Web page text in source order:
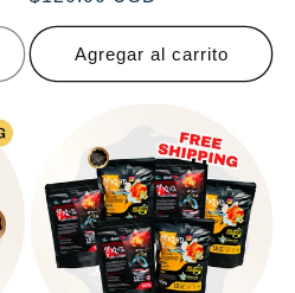
habitual
Agregar al carrito